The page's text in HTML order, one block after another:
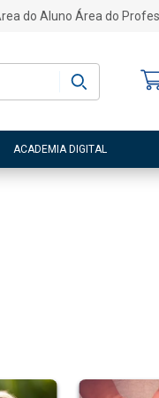
do Aluno Área do
ACADEMIA DIGITAL